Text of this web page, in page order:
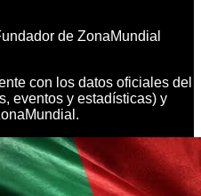
de ZonaMundial
con los datos oficiales del
eventos y estadísticas) y